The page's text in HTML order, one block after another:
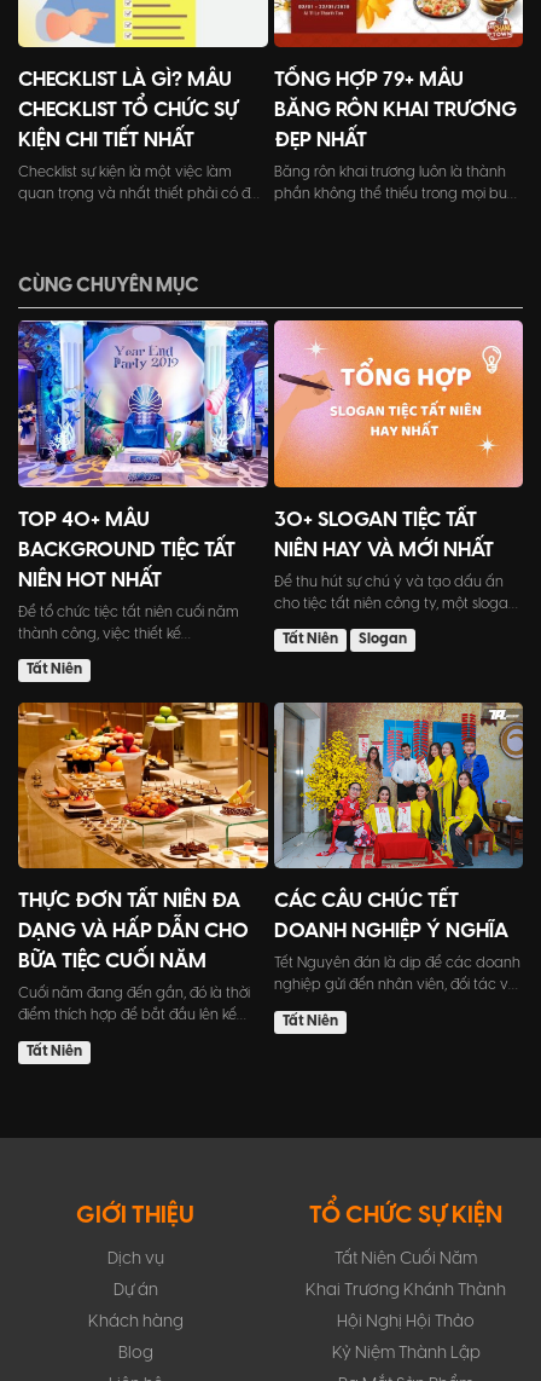
CHECKLIST LÀ GÌ? MẪU
CHECKLIST TỔ CHỨC SỰ
KIỆN CHI TIẾT NHẤT
Checklist sự kiện là một việc làm
quan trọng và nhất thiết phải có để
TỔNG HỢP 79+ MẪU
BĂNG RÔN KHAI TRƯƠNG
ĐẸP NHẤT
Băng rôn khai trương luôn là thành
phần không thể thiếu trong mọi buổi
CÙNG CHUYÊN MỤC
TOP 40+ MẪU
BACKGROUND TIỆC TẤT
NIÊN HOT NHẤT
Để tổ chức tiệc tất niên cuối năm
thành công, việc thiết kế
Tất Niên
30+ SLOGAN TIỆC TẤT
NIÊN HAY VÀ MỚI NHẤT
Để thu hút sự chú ý và tạo dấu ấn
cho tiệc tất niên công ty, một slogan
Tất Niên
Slogan
THỰC ĐƠN TẤT NIÊN ĐA
DẠNG VÀ HẤP DẪN CHO
BỮA TIỆC CUỐI NĂM
Cuối năm đang đến gần, đó là thời
điểm thích hợp để bắt đầu lên kế
Tất Niên
CÁC CÂU CHÚC TẾT
DOANH NGHIỆP Ý NGHĨA
Tết Nguyên đán là dịp để các doanh
nghiệp gửi đến nhân viên, đối tác và
Tất Niên
GIỚI THIỆU
Dịch vụ
Dự án
Khách hàng
Blog
TỔ CHỨC SỰ KIỆN
Tất Niên Cuối Năm
Khai Trương Khánh Thành
Hội Nghị Hội Thảo
Kỷ Niệm Thành Lập